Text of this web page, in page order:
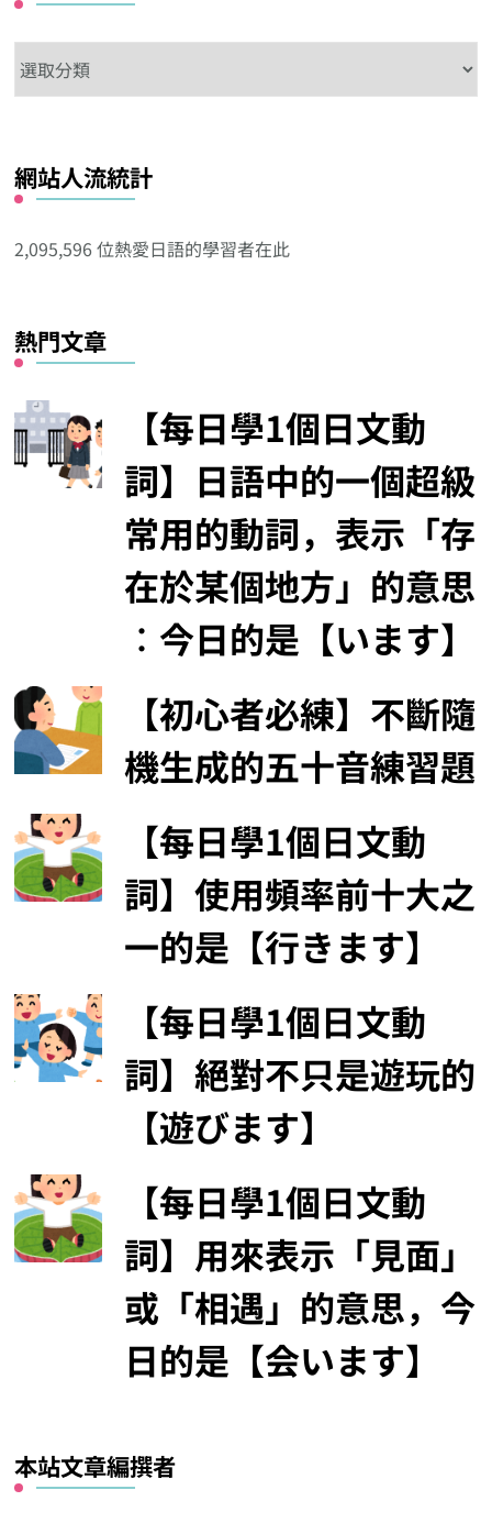
這
其
他
類
網站人流統計
2,095,596 位熱愛日語的學習者在此
熱門文章
【每日學1個日文動
詞】日語中的一個超級
常用的動詞，表示「存
在於某個地方」的意思
︰今日的是【います】
【初心者必練】不斷隨
機生成的五十音練習題
【每日學1個日文動
詞】使用頻率前十大之
一的是【行きます】
【每日學1個日文動
詞】絕對不只是遊玩的
【遊びます】
【每日學1個日文動
詞】用來表示「見面」
或「相遇」的意思，今
日的是【会います】
本站文章編撰者